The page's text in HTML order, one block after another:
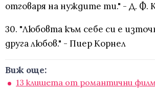
отговаря на нуждите ти." - Д. Ф.
30. "Любовта към себе си е
друга любов." - Пиер Корнел
Виж още:
13 клишета от романтични